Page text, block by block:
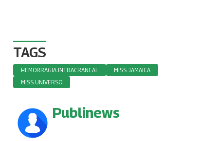
TAGS
HEMORRAGIA INTRACRANEAL
MISS JAMAICA
MISS UNIVERSO
Publinews